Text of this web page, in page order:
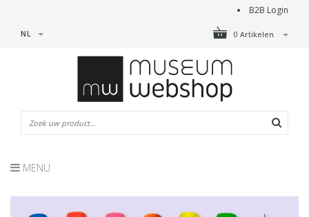
B2B Login
0 Artikelen
NL
MENU